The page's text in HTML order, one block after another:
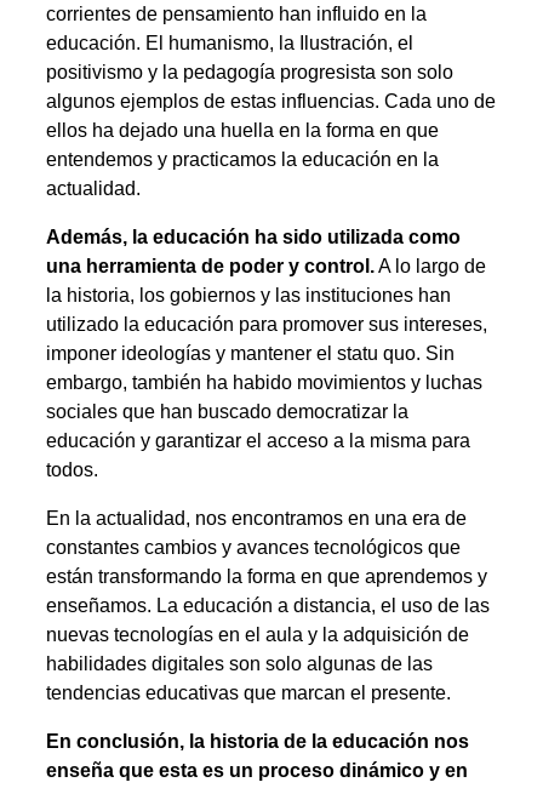
corrientes de pensamiento han influido en la
educación. El humanismo, la Ilustración, el
positivismo y la pedagogía progresista son solo
algunos ejemplos de estas influencias. Cada uno de
ellos ha dejado una huella en la forma en que
entendemos y practicamos la educación en la
actualidad.
Además, la educación ha sido utilizada como
una herramienta de poder y control.A lo largo de
la historia, los gobiernos y las instituciones han
utilizado la educación para promover sus intereses,
imponer ideologías y mantener el statu quo. Sin
embargo, también ha habido movimientos y luchas
sociales que han buscado democratizar la
educación y garantizar el acceso a la misma para
todos.
En la actualidad, nos encontramos en una era de
constantes cambios y avances tecnológicos que
están transformando la forma en que aprendemos y
enseñamos. La educación a distancia, el uso de las
nuevas tecnologías en el aula y la adquisición de
habilidades digitales son solo algunas de las
tendencias educativas que marcan el presente.
En conclusión, la historia de la educación nos
enseña que esta es un proceso dinámico y en